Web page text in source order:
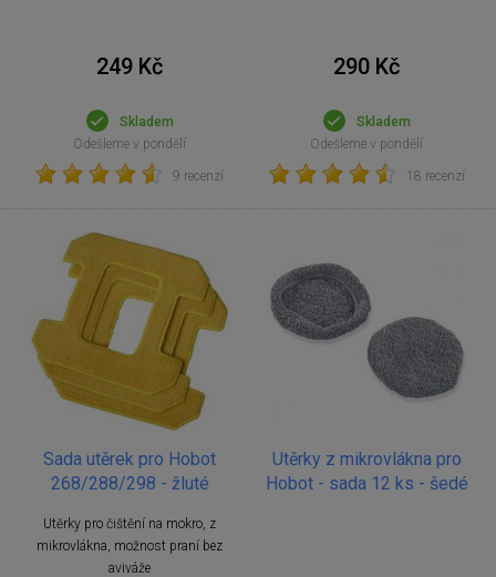
249 Kč
Skladem
Odešleme v pondělí
9 recenzí
290 Kč
Skladem
Odešleme v pondělí
18 recenzí
Sada utěrek pro Hobot
268/288/298 - žluté
Utěrky pro čištění na mokro, z
mikrovlákna, možnost praní bez
aviváže
Utěrky z mikrovlákna pro
Hobot - sada 12 ks - šedé